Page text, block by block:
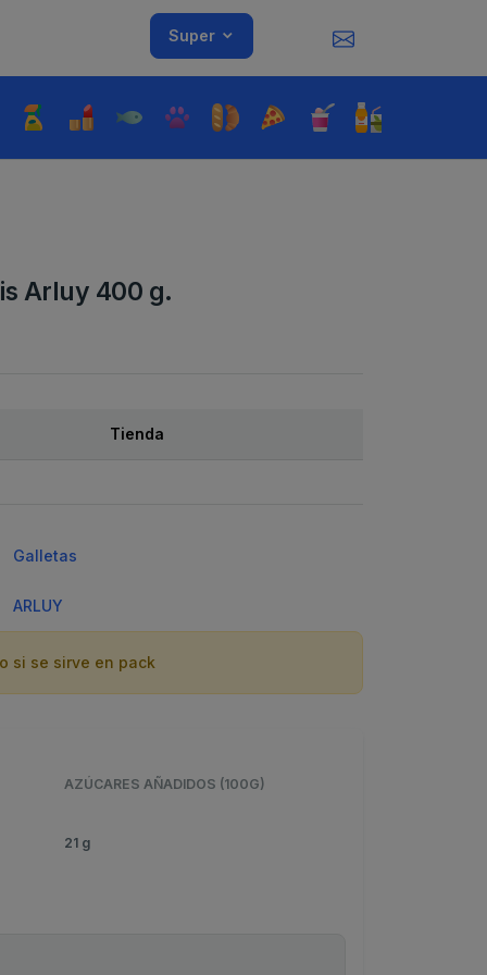
Super
Arluy 400 g.
Tienda
Galletas
ARLUY
si se sirve en pack
AZÚCARES AÑADIDOS (100G)
21 g